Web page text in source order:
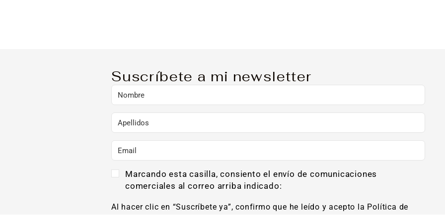
Suscríbete a mi newsletter
Marcando esta casilla, consiento el envío de comunicaciones
comerciales al correo arriba indicado:
Al hacer clic en “Suscríbete ya”, confirmo que he leído y acepto la Política de